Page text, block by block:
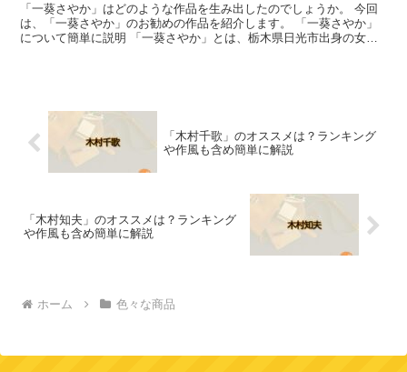
「一葵さやか」はどのような作品を生み出したのでしょうか。 今回
は、「一葵さやか」のお勧めの作品を紹介します。 「一葵さやか」
について簡単に説明 「一葵さやか」とは、栃木県日光市出身の女性
「木村千歌」のオススメは？ランキング
や作風も含め簡単に解説
「木村知夫」のオススメは？ランキング
や作風も含め簡単に解説
ホーム 色々な商品